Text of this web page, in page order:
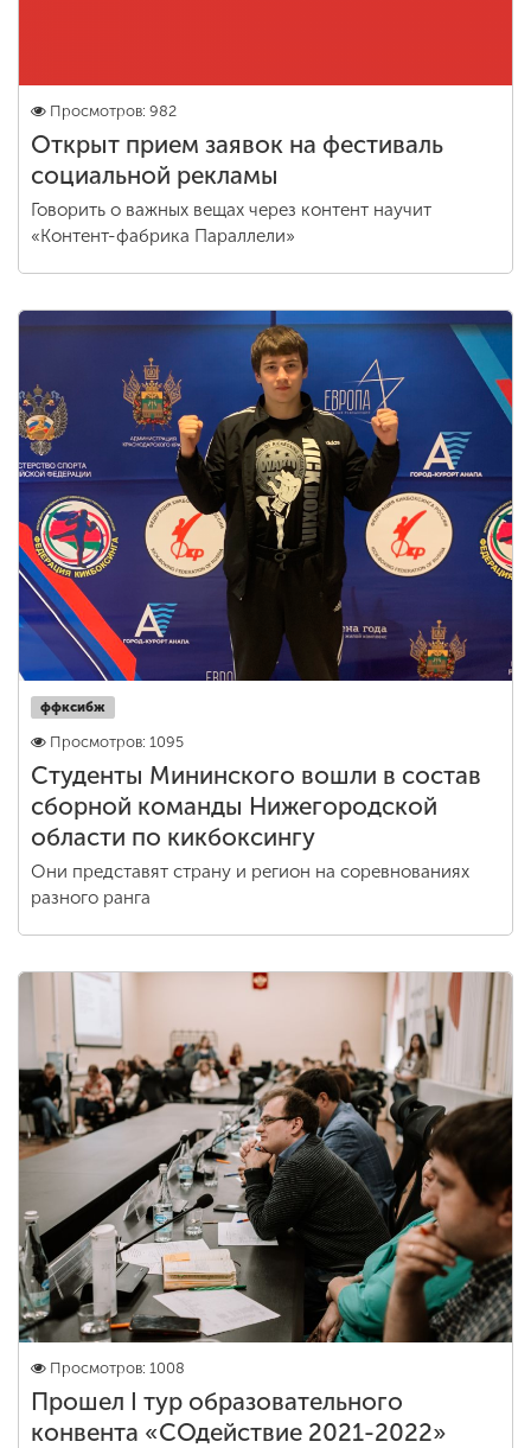
Просмотров: 982
Открыт прием заявок на фестиваль
социальной рекламы
Говорить о важных вещах через контент научит
«Контент-фабрика Параллели»
ффксибж
Просмотров: 1095
Студенты Мининского вошли в состав
сборной команды Нижегородской
области по кикбоксингу
Они представят страну и регион на соревнованиях
разного ранга
Просмотров: 1008
Прошел I тур образовательного
конвента «СОдействие 2021-2022»